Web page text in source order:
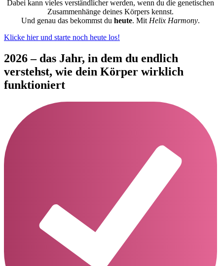
Dabei kann vieles verständlicher werden, wenn du die genetischen
Zusammenhänge deines Körpers kennst.
Und genau das bekommst du heute. Mit Helix Harmony.
Klicke hier und starte noch heute los!
2026 – das Jahr, in dem du endlich
verstehst, wie dein Körper wirklich
funktioniert